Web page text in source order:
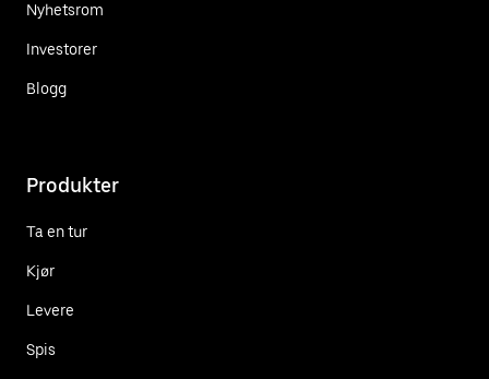
Nyhetsrom
Investorer
Blogg
Produkter
Ta en tur
Kjør
Levere
Spis